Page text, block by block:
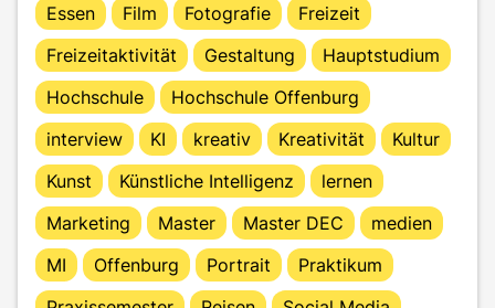
Essen
Film Fotografie
Freizeit
Freizeitaktivität
Gestaltung
Hauptstudium
Hochschule
Hochschule Offenburg
interview
KI kreativ Kreativität
Kultur
Kunst
Künstliche Intelligenz
lernen
Marketing
Master Master DEC
medien
MI
Offenburg Portrait
Praktikum